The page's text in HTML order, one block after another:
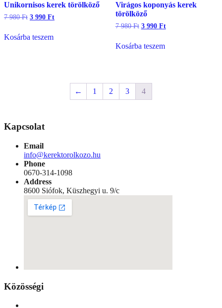
Unikornisos kerek törölköző
7 980Ft Original
7
3 990 FtCurrent
Kosárba teszem
Virágos koponyás kerek
törölköző
7 980Ft Original
7
3 990 FtCurrent
Kosárba teszem
← 1 2 3 4
Kapcsolat
Email
info@kerektorolkozo.hu
Phone
0670-314-1098
Address
8600 Siófok, Küszhegyi u. 9/c
Közösségi